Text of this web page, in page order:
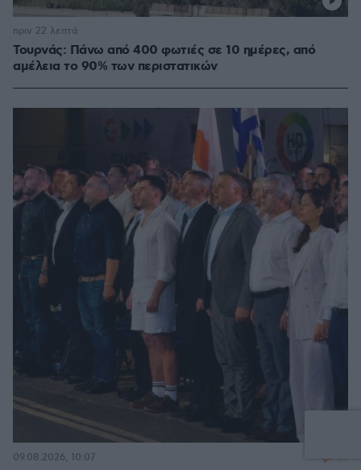
Τουρνάς: Πάνω από 400 φωτιές σε 10 ημέρες, από
αμέλεια το 90% των περιστατικών
πριν 22 λεπτά
09.08.2026, 10:07 55